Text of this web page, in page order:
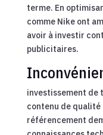
terme. En
comme Nike ont
avoir à investir
publicitaires.
investissement de
contenu de
référencement